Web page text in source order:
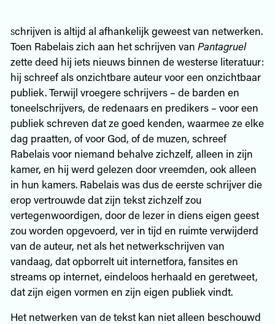
schrijven is altijd al afhankelijk geweest van netwerken.
Toen Rabelais zich aan het schrijven van Pantagruel
zette deed hij iets nieuws binnen de westerse literatuur:
hij schreef als onzichtbare auteur voor een onzichtbaar
publiek. Terwijl vroegere schrijvers – de barden en
toneelschrijvers, de redenaars en predikers – voor een
publiek schreven dat ze goed kenden, waarmee ze elke
dag praatten, of voor God, of de muzen, schreef
Rabelais voor niemand behalve zichzelf, alleen in zijn
kamer, en hij werd gelezen door vreemden, ook alleen
in hun kamers. Rabelais was dus de eerste schrijver die
erop vertrouwde dat zijn tekst zichzelf zou
vertegenwoordigen, door de lezer in diens eigen geest
zou worden opgevoerd, ver in tijd en ruimte verwijderd
van de auteur, net als het netwerkschrijven van
vandaag, dat opborrelt uit internetfora, fansites en
streams op internet, eindeloos herhaald en geretweet,
dat zijn eigen vormen en zijn eigen publiek vindt.
Het netwerken van de tekst kan niet alleen beschouwd